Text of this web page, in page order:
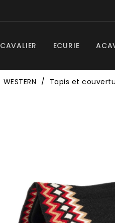
CAVALIER ECURIE
WESTERN Tapis et